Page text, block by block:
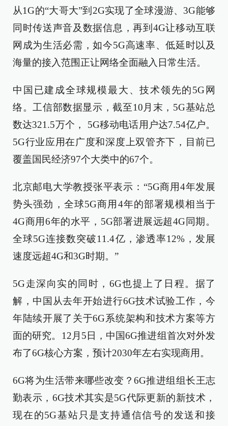
从1G的“大哥大”到2G实现了全球漫游、3G能够
同时传送声音及数据信息，再到4G让移动互联
网成为生活必需，如今5G高速率、低延时以及
海量的接入范围正让网络全面融入日常生活。
中国已建成全球规模最大、技术领先的5G网
络。工信部数据显示，截至10月末，5G基站总
数达321.5万个， 5G移动电话用户达7.54亿户。
5G行业应用在广度和深度上双管齐下，目前已
覆盖国民经济97个大类中的67个。
北京邮电大学教授张平表示：“5G商用4年发展
势头强劲，全球5G商用4年的部署规模相当于
4G商用6年的水平，5G部署进展远超4G同期。
全球5G连接数突破11.4亿，渗透率12%，发展
速度远超4G和3G时期。”
5G走深向实的同时，6G也提上了日程。据了
解，中国从去年开始进行6G技术试验工作，今
年陆续开展了关于6G系统架构和技术方案等方
面的研究。12月5日，中国6G推进组首次对外发
布了6G核心方案，预计2030年左右实现商用。
6G将为生活带来哪些改变？6G推进组组长王志
勤表示，6G技术其实是5G代际更新的新技术，
现在的5G基站只是支持通信信号的发送和接